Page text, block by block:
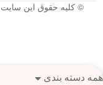
© کلیه حقوق این
همه دسته بندی